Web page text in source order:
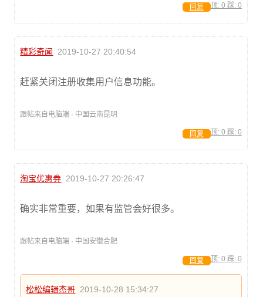
顶: 0 踩: 0
回复
精彩奇闻 2019-10-27 20:40:54
赶紧关闭注册收集用户信息功能。
跟帖来自电脑端 · 中国云南昆明
顶: 0 踩: 0
回复
淘宝优惠券 2019-10-27 20:26:47
确实非常重要，如果有监管会好很多。
跟帖来自电脑端 · 中国安徽合肥
顶: 0 踩: 0
回复
松松编辑杰哥 2019-10-28 15:34:27